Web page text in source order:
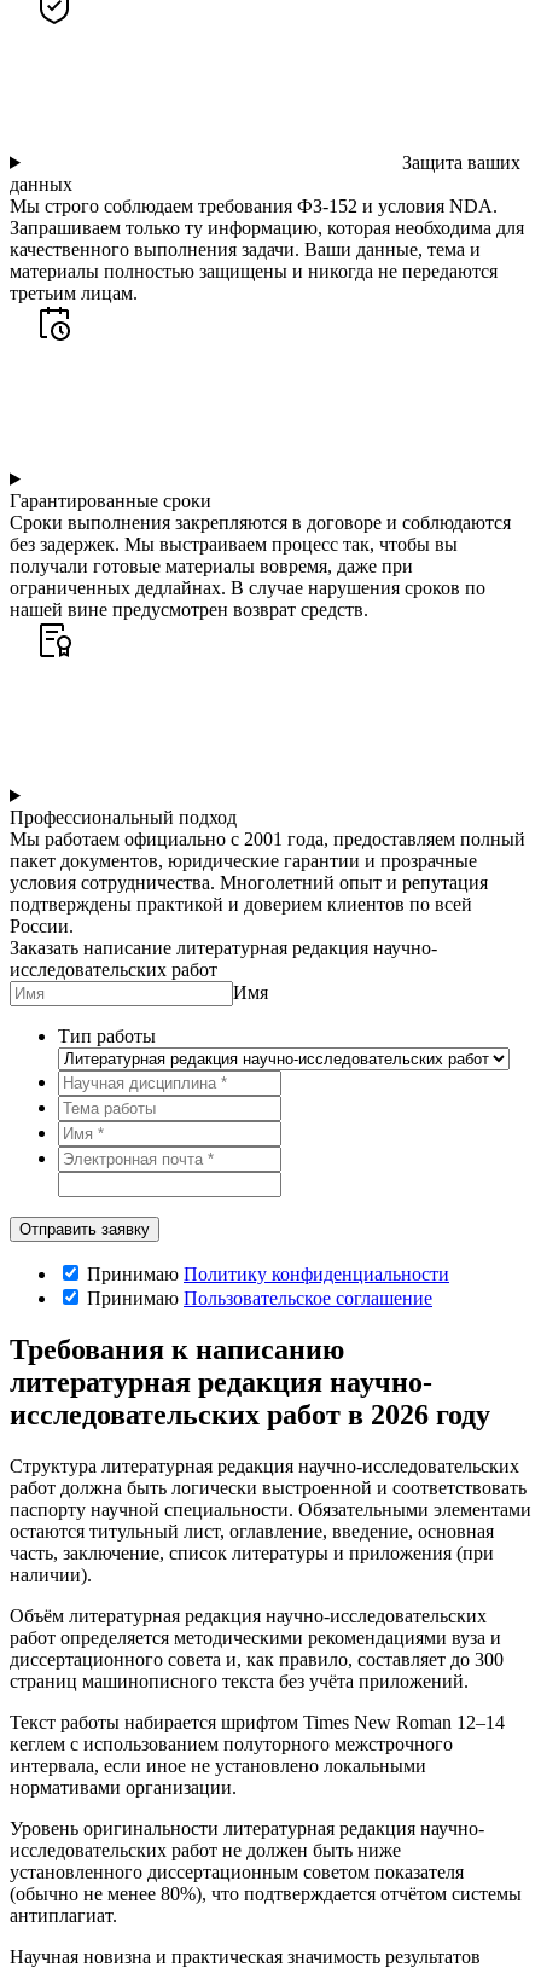
Защита ваших
данных
Мы строго соблюдаем требования ФЗ-152 и условия NDA.
Запрашиваем только ту информацию, которая необходима для
качественного выполнения задачи. Ваши данные, тема и
материалы полностью защищены и никогда не передаются
третьим лицам.
Гарантированные сроки
Сроки выполнения закрепляются в договоре и соблюдаются
без задержек. Мы выстраиваем процесс так, чтобы вы
получали готовые материалы вовремя, даже при
ограниченных дедлайнах. В случае нарушения сроков по
нашей вине предусмотрен возврат средств.
Профессиональный подход
Мы работаем официально с 2001 года, предоставляем полный
пакет документов, юридические гарантии и прозрачные
условия сотрудничества. Многолетний опыт и репутация
подтверждены практикой и доверием клиентов по всей
России.
Заказать написание литературная редакция научно-
исследовательских работ
Имя
Тип работы
Принимаю Политику конфиденциальности
Принимаю Пользовательское соглашение
Требования к написанию
литературная редакция научно-
исследовательских работ в 2026 году
Структура литературная редакция научно-исследовательских
работ должна быть логически выстроенной и соответствовать
паспорту научной специальности. Обязательными элементами
остаются титульный лист, оглавление, введение, основная
часть, заключение, список литературы и приложения (при
наличии).
Объём литературная редакция научно-исследовательских
работ определяется методическими рекомендациями вуза и
диссертационного совета и, как правило, составляет до 300
страниц машинописного текста без учёта приложений.
Текст работы набирается шрифтом Times New Roman 12–14
кеглем с использованием полуторного межстрочного
интервала, если иное не установлено локальными
нормативами организации.
Уровень оригинальности литературная редакция научно-
исследовательских работ не должен быть ниже
установленного диссертационным советом показателя
(обычно не менее 80%), что подтверждается отчётом системы
антиплагиат.
Научная новизна и практическая значимость результатов